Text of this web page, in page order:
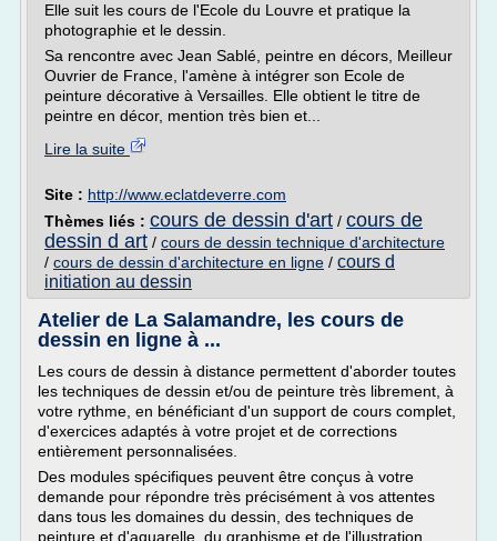
Elle suit les cours de l'Ecole du Louvre et pratique la
photographie et le dessin.
Sa rencontre avec Jean Sablé, peintre en décors, Meilleur
Ouvrier de France, l'amène à intégrer son Ecole de
peinture décorative à Versailles. Elle obtient le titre de
peintre en décor, mention très bien et...
Lire la suite
Site : http://www.eclatdeverre.com
Thèmes liés : cours de dessin d'art / cours de
dessin d art / cours de dessin technique d'architecture
/ cours de dessin d'architecture en ligne / cours d
initiation au dessin
Atelier de La Salamandre, les cours de
dessin en ligne à ...
Les cours de dessin à distance permettent d'aborder toutes
les techniques de dessin et/ou de peinture très librement, à
votre rythme, en bénéficiant d'un support de cours complet,
d'exercices adaptés à votre projet et de corrections
entièrement personnalisées.
Des modules spécifiques peuvent être conçus à votre
demande pour répondre très précisément à vos attentes
dans tous les domaines du dessin, des techniques de
peinture et d'aquarelle, du graphisme et de l'illustration.